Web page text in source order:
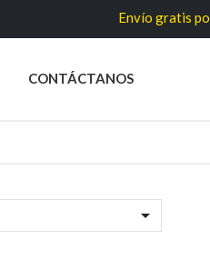
Envío gratis por
CONTÁCTANOS
